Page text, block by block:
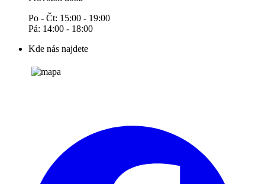
Po - Čt: 15:00 - 19:00
Pá: 14:00 - 18:00
Kde nás najdete